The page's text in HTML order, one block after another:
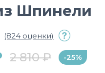
Шпинели
(824 оценки)
2 810 ₽ -25%